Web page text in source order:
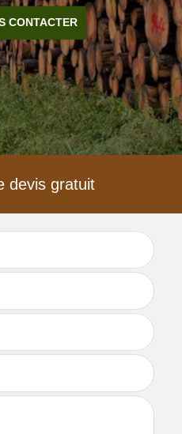
CONTACTER
devis gratuit